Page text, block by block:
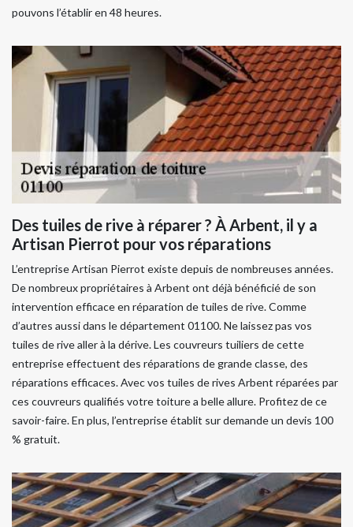
pouvons l’établir en 48 heures.
Des tuiles de rive à réparer ? À Arbent, il y a
Artisan Pierrot pour vos réparations
L’entreprise Artisan Pierrot existe depuis de nombreuses années.
De nombreux propriétaires à Arbent ont déjà bénéficié de son
intervention efficace en réparation de tuiles de rive. Comme
d’autres aussi dans le département 01100. Ne laissez pas vos
tuiles de rive aller à la dérive. Les couvreurs tuiliers de cette
entreprise effectuent des réparations de grande classe, des
réparations efficaces. Avec vos tuiles de rives Arbent réparées par
ces couvreurs qualifiés votre toiture a belle allure. Profitez de ce
savoir-faire. En plus, l’entreprise établit sur demande un devis 100
% gratuit.